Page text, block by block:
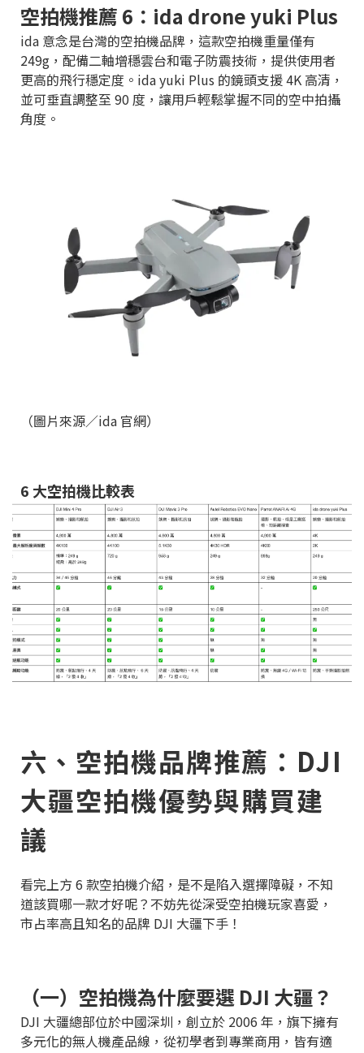
空拍機推薦 6：ida drone yuki Plus
ida 意念是台灣的空拍機品牌，這款空拍機重量僅有
249g，配備二軸增穩雲台和電子防震技術，提供使用者
更高的飛行穩定度。ida yuki Plus 的鏡頭支援 4K 高清，
並可垂直調整至 90 度，讓用戶輕鬆掌握不同的空中拍攝
角度。
（圖片來源／ida 官網）
6 大空拍機比較表
六、空拍機品牌推薦：DJI
大疆空拍機優勢與購買建
議
看完上方 6 款空拍機介紹，是不是陷入選擇障礙，不知
道該買哪一款才好呢？不妨先從深受空拍機玩家喜愛，
市占率高且知名的品牌 DJI 大疆下手！
（一）空拍機為什麼要選 DJI 大疆？
DJI 大疆總部位於中國深圳，創立於 2006 年，旗下擁有
多元化的無人機產品線，從初學者到專業商用，皆有適